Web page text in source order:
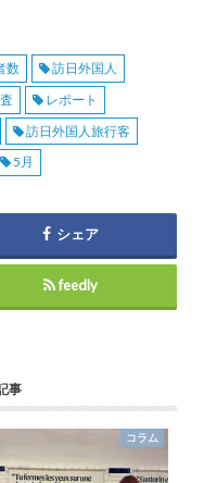
数
訪日外国人
レポート
訪日外国人旅行客
5月
シェア
feedly
事
コラム